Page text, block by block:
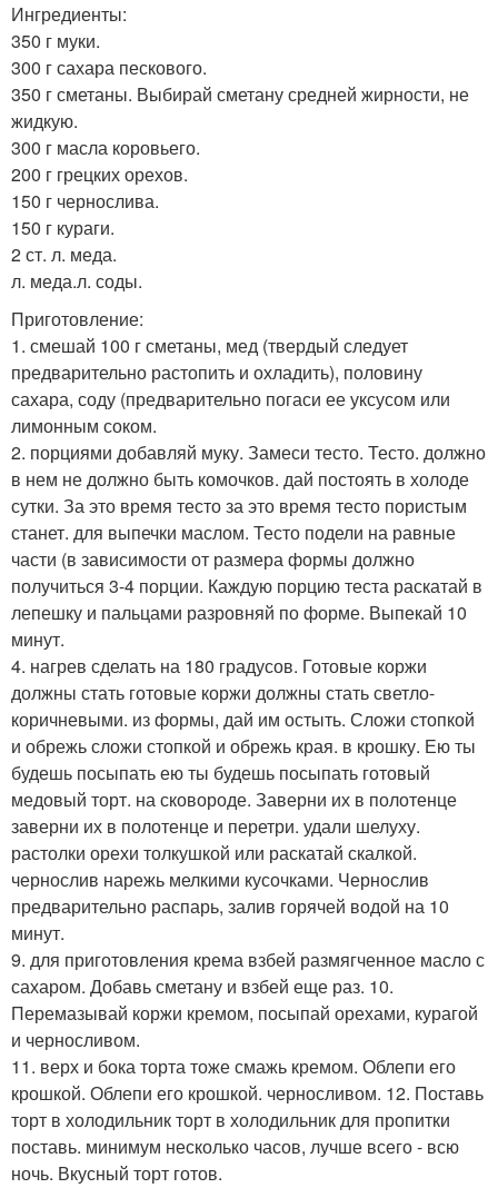
Ингредиенты:
350 г муки.
300 г сахара пескового.
350 г сметаны. Выбирай сметану средней жирности, не
жидкую.
300 г масла коровьего.
200 г грецких орехов.
150 г чернослива.
150 г кураги.
2 ст. л. меда.
л. меда.л. соды.
Приготовление:
1. смешай 100 г сметаны, мед (твердый следует
предварительно растопить и охладить), половину
сахара, соду (предварительно погаси ее уксусом или
лимонным соком.
2. порциями добавляй муку. Замеси тесто. Тесто. должно
в нем не должно быть комочков. дай постоять в холоде
сутки. За это время тесто за это время тесто пористым
станет. для выпечки маслом. Тесто подели на равные
части (в зависимости от размера формы должно
получиться 3-4 порции. Каждую порцию теста раскатай в
лепешку и пальцами разровняй по форме. Выпекай 10
минут.
4. нагрев сделать на 180 градусов. Готовые коржи
должны стать готовые коржи должны стать светло-
коричневыми. из формы, дай им остыть. Сложи стопкой
и обрежь сложи стопкой и обрежь края. в крошку. Ею ты
будешь посыпать ею ты будешь посыпать готовый
медовый торт. на сковороде. Заверни их в полотенце
заверни их в полотенце и перетри. удали шелуху.
растолки орехи толкушкой или раскатай скалкой.
чернослив нарежь мелкими кусочками. Чернослив
предварительно распарь, залив горячей водой на 10
минут.
9. для приготовления крема взбей размягченное масло с
сахаром. Добавь сметану и взбей еще раз. 10.
Перемазывай коржи кремом, посыпай орехами, курагой
и черносливом.
11. верх и бока торта тоже смажь кремом. Облепи его
крошкой. Облепи его крошкой. черносливом. 12. Поставь
торт в холодильник торт в холодильник для пропитки
поставь. минимум несколько часов, лучше всего - всю
ночь. Вкусный торт готов.